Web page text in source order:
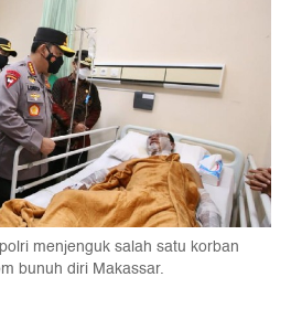
menjenguk salah satu korban
bunuh diri Makassar.